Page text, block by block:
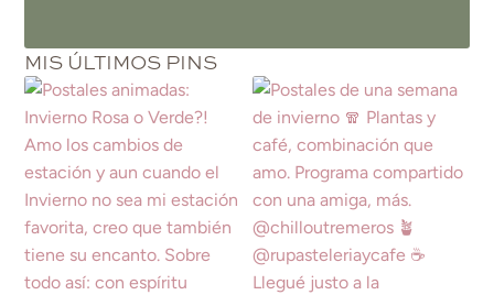
MIS ÚLTIMOS PINS